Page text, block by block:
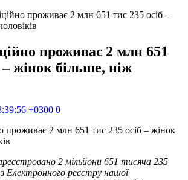
проживає 2 млн 651 тис 235 осіб –
проживає 2 млн 651
– жінок більше, ніж
+0300 0
2 мільйони 651 тисяча 235
з Електронного реєстру нашої